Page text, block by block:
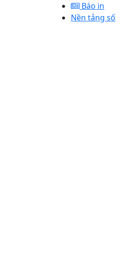
Báo in
Nền tảng số